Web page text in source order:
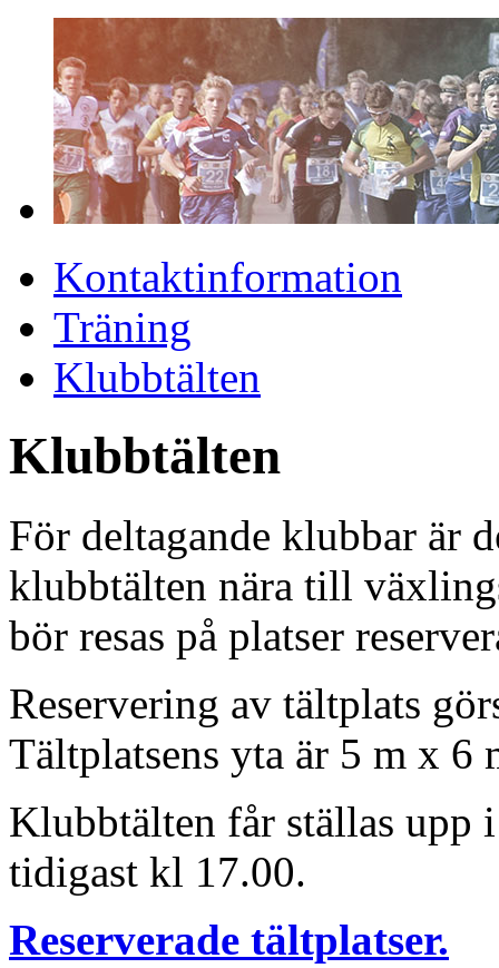
Kontaktinformation
Träning
Klubbtälten
Klubbtälten
För deltagande klubbar är
klubbtälten nära till
bör resas på platser
Reservering av tältplats
Tältplatsens yta är 5 m x 6
Klubbtälten får ställas upp
tidigast kl 17.00.
Reserverade tältplatser.